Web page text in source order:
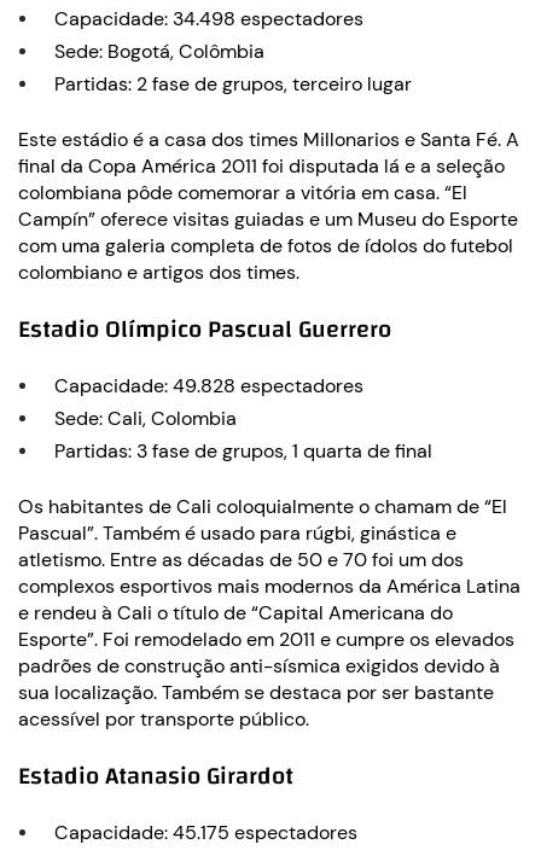
Capacidade: 34.498 espectadores
Sede: Bogotá, Colômbia
Partidas: 2 fase de grupos, terceiro lugar
Este estádio é a casa dos times Millonarios e Santa Fé. A
final da Copa América 2011 foi disputada lá e a seleção
colombiana pôde comemorar a vitória em casa. “El
Campín” oferece visitas guiadas e um Museu do Esporte
com uma galeria completa de fotos de ídolos do futebol
colombiano e artigos dos times.
Estadio Olímpico Pascual Guerrero
Capacidade: 49.828 espectadores
Sede: Cali, Colombia
Partidas: 3 fase de grupos, 1 quarta de final
Os habitantes de Cali coloquialmente o chamam de “El
Pascual”. Também é usado para rúgbi, ginástica e
atletismo. Entre as décadas de 50 e 70 foi um dos
complexos esportivos mais modernos da América Latina
e rendeu à Cali o título de “Capital Americana do
Esporte”. Foi remodelado em 2011 e cumpre os elevados
padrões de construção anti-sísmica exigidos devido à
sua localização. Também se destaca por ser bastante
acessível por transporte público.
Estadio Atanasio Girardot
Capacidade: 45.175 espectadores